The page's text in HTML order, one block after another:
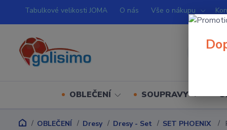
Tabulkové velikosti JOMA O nás Vše o nákupu
OBLEČENÍ SOUPRAVY
OBLEČENÍ Dresy Dresy - Set SET PHOENIX